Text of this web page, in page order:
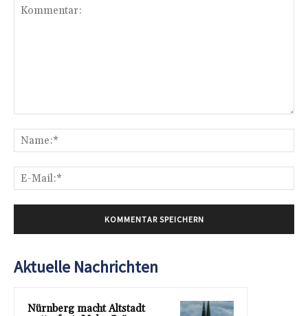
Aktuelle Nachrichten
Nürnberg macht Altstadt